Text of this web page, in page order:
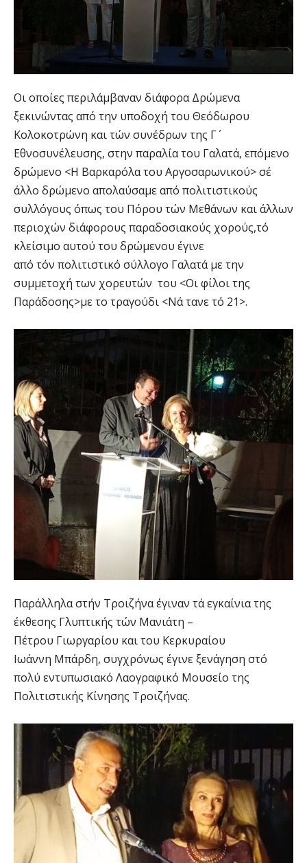
Οι οποίες περιλάμβαναν διάφορα Δρώμενα
ξεκινώντας από την υποδοχή του Θεόδωρου
Κολοκοτρώνη και τών συνέδρων της Γ΄
Εθνοσυνέλευσης, στην παραλία του Γαλατά, επόμενο
δρώμενο <Η Βαρκαρόλα του Αργοσαρωνικού> σέ
άλλο δρώμενο απολαύσαμε από πολιτιστικούς
συλλόγους όπως του Πόρου τών Μεθάνων και άλλων
περιοχών διάφορους παραδοσιακούς χορούς,τό
κλείσιμο αυτού του δρώμενου έγινε
από τόν πολιτιστικό σύλλογο Γαλατά με την
συμμετοχή των χορευτών του <Οι φίλοι της
Παράδοσης>με το τραγούδι <Νά τανε τό 21>.
Παράλληλα στήν Τροιζήνα έγιναν τά εγκαίνια της
έκθεσης Γλυπτικής τών Μανιάτη –
Πέτρου Γιωργαρίου και του Κερκυραίου
Ιωάννη Μπάρδη, συγχρόνως έγινε ξενάγηση στό
πολύ εντυπωσιακό Λαογραφικό Μουσείο της
Πολιτιστικής Κίνησης Τροιζήνας.